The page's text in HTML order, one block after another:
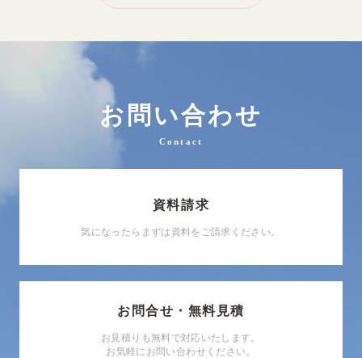
お問い合わせ
Contact
資料請求
気になったらまずは資料をご請求ください。
お問合せ・無料見積
お見積りも無料で対応いたします。
お気軽にお問い合わせください。